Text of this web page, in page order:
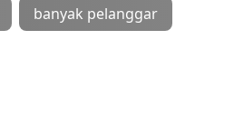
banyak pelanggar